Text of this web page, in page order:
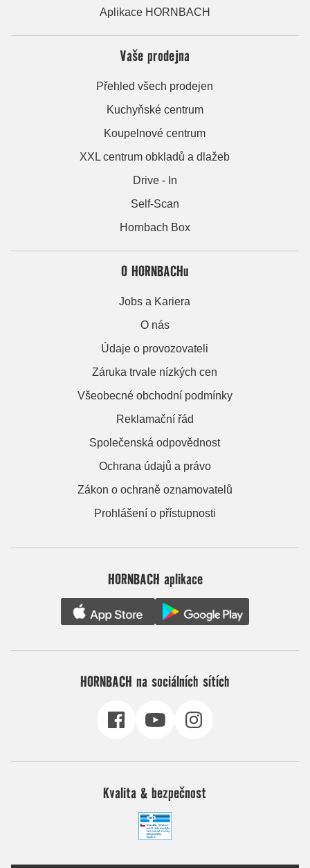
Aplikace HORNBACH
Vaše prodejna
Přehled všech prodejen
Kuchyňské centrum
Koupelnové centrum
XXL centrum obkladů a dlažeb
Drive - In
Self-Scan
Hornbach Box
O HORNBACHu
Jobs a Kariera
O nás
Údaje o provozovateli
Záruka trvale nízkých cen
Všeobecné obchodní podmínky
Reklamační řád
Společenská odpovědnost
Ochrana údajů a právo
Zákon o ochraně oznamovatelů
Prohlášení o přístupnosti
HORNBACH aplikace
HORNBACH na sociálních sítích
Kvalita & bezpečnost